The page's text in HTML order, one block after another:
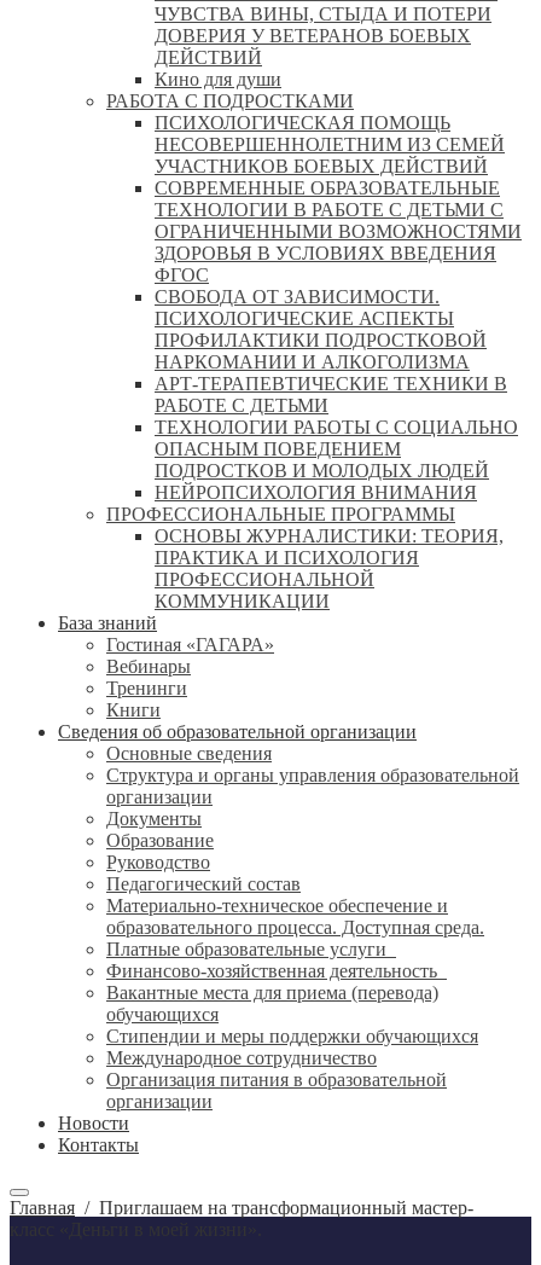
ЧУВСТВА ВИНЫ, СТЫДА И ПОТЕРИ
ДОВЕРИЯ У ВЕТЕРАНОВ БОЕВЫХ
ДЕЙСТВИЙ
Кино для души
РАБОТА С ПОДРОСТКАМИ
ПСИХОЛОГИЧЕСКАЯ ПОМОЩЬ
НЕСОВЕРШЕННОЛЕТНИМ ИЗ СЕМЕЙ
УЧАСТНИКОВ БОЕВЫХ ДЕЙСТВИЙ
СОВРЕМЕННЫЕ ОБРАЗОВАТЕЛЬНЫЕ
ТЕХНОЛОГИИ В РАБОТЕ С ДЕТЬМИ С
ОГРАНИЧЕННЫМИ ВОЗМОЖНОСТЯМИ
ЗДОРОВЬЯ В УСЛОВИЯХ ВВЕДЕНИЯ
ФГОС
СВОБОДА ОТ ЗАВИСИМОСТИ.
ПСИХОЛОГИЧЕСКИЕ АСПЕКТЫ
ПРОФИЛАКТИКИ ПОДРОСТКОВОЙ
НАРКОМАНИИ И АЛКОГОЛИЗМА
АРТ-ТЕРАПЕВТИЧЕСКИЕ ТЕХНИКИ В
РАБОТЕ С ДЕТЬМИ
ТЕХНОЛОГИИ РАБОТЫ С СОЦИАЛЬНО
ОПАСНЫМ ПОВЕДЕНИЕМ
ПОДРОСТКОВ И МОЛОДЫХ ЛЮДЕЙ
НЕЙРОПСИХОЛОГИЯ ВНИМАНИЯ
ПРОФЕССИОНАЛЬНЫЕ ПРОГРАММЫ
ОСНОВЫ ЖУРНАЛИСТИКИ: ТЕОРИЯ,
ПРАКТИКА И ПСИХОЛОГИЯ
ПРОФЕССИОНАЛЬНОЙ
КОММУНИКАЦИИ
База знаний
Гостиная «ГАГАРА»
Вебинары
Тренинги
Книги
Сведения об образовательной организации
Основные сведения
Структура и органы управления образовательной
организации
Документы
Образование
Руководство
Педагогический состав
Материально-техническое обеспечение и
образовательного процесса. Доступная среда.
Платные образовательные услуги
Финансово-хозяйственная деятельность
Вакантные места для приема (перевода)
обучающихся
Стипендии и меры поддержки обучающихся
Международное сотрудничество
Организация питания в образовательной
организации
Новости
Контакты
Главная / Приглашаем на трансформационный мастер-